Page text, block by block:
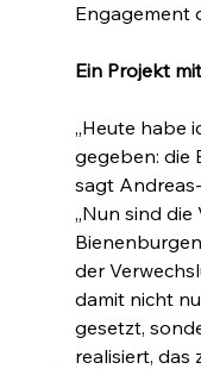
Engagement
Ein Projekt
„Heute habe
gegeben: die
sagt
„Nun sind
der
damit nicht
gesetzt,
realisiert, das